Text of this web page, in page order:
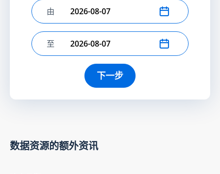
选择开始日期
由
选择结束日期
至
下一步
数据资源的额外资讯